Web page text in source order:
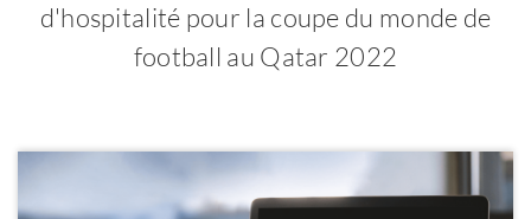
d'hospitalité pour la coupe du monde de
football au Qatar 2022